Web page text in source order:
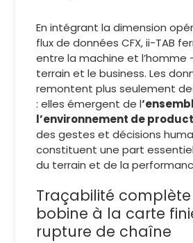
En intégrant la dimension
flux de données CFX, ii-TAB
entre la machine et
terrain et le business. Les
remontent plus seulement
: elles émergent de l
l’environnement de
des gestes et décisions
constituent une part
du terrain et de la
Traçabilité complète
bobine à la carte
rupture de chaîne